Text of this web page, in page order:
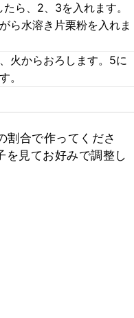
ら、2、3を入れます。
ら水溶き片栗粉を入れま
火からおろします。5に
。
割合で作ってくださ
を見てお好みで調整し